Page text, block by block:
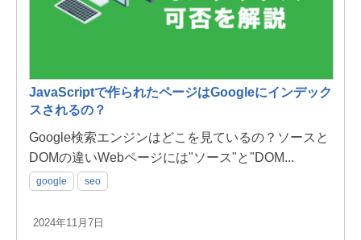
JavaScriptで作られたページはGoogleにインデック
スされるの？
Google検索エンジンはどこを見ているの？ソースと
DOMの違いWebページには"ソース"と"DOM...
google seo
2024年11月7日